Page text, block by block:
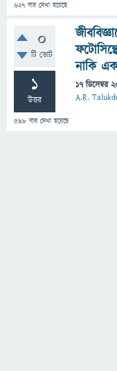
627 বার দেখা হয়েছে
0
টি ভোট
1
উত্তর
598 বার দেখা হয়েছে
নাকি
17 ডিসেম্বর
A.R.